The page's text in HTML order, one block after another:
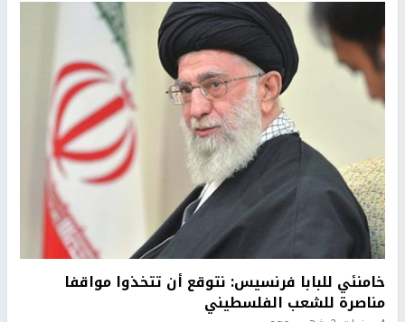
خامنئي للبابا فرنسيس: نتوقع أن تتخذوا مواقفا
مناصرة للشعب الفلسطيني